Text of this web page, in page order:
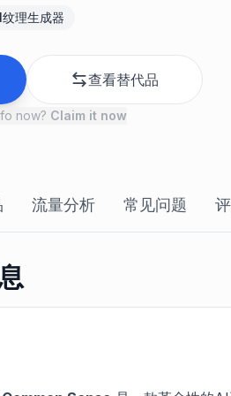
纹理生成器
查看替代品
now? Claim it now
流量分析 常见问题